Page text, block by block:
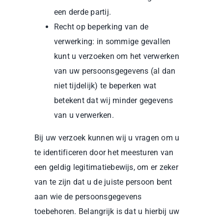
een derde partij.
Recht op beperking van de
verwerking: in sommige gevallen
kunt u verzoeken om het verwerken
van uw persoonsgegevens (al dan
niet tijdelijk) te beperken wat
betekent dat wij minder gegevens
van u verwerken.
Bij uw verzoek kunnen wij u vragen om u
te identificeren door het meesturen van
een geldig legitimatiebewijs, om er zeker
van te zijn dat u de juiste persoon bent
aan wie de persoonsgegevens
toebehoren. Belangrijk is dat u hierbij uw